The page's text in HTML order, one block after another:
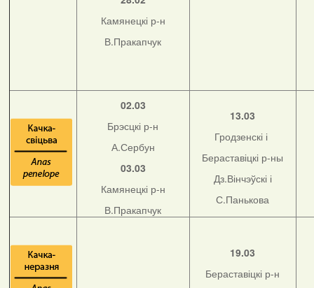
Камянецкі р-н
В.Пракапчук
02.03
Брэсцкі р-н
А.Сербун
03.03
Камянецкі р-н
В.Пракапчук
13.03
Гродзенскі і
Бераставіцкі р-ны
Дз.Вінчэўскі і
С.Панькова
19.03
Бераставіцкі р-н